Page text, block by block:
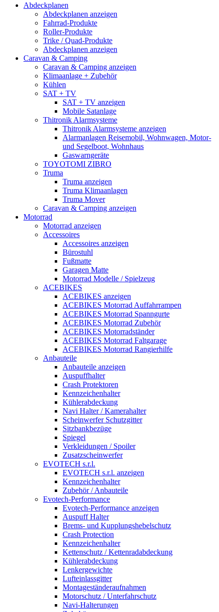
Abdeckplanen
Abdeckplanen anzeigen
Fahrrad-Produkte
Roller-Produkte
Trike / Quad-Produkte
Abdeckplanen anzeigen
Caravan & Camping
Caravan & Camping anzeigen
Klimaanlage + Zubehör
Kühlen
SAT + TV
SAT + TV anzeigen
Mobile Satanlage
Thitronik Alarmsysteme
Thitronik Alarmsysteme anzeigen
Alarmanlagen Reisemobil, Wohnwagen, Motor-
und Segelboot, Wohnhaus
Gaswarngeräte
TOYOTOMI ZIBRO
Truma
Truma anzeigen
Truma Klimaanlagen
Truma Mover
Caravan & Camping anzeigen
Motorrad
Motorrad anzeigen
Accessoires
Accessoires anzeigen
Bürostuhl
Fußmatte
Garagen Matte
Motorrad Modelle / Spielzeug
ACEBIKES
ACEBIKES anzeigen
ACEBIKES Motorrad Auffahrrampen
ACEBIKES Motorrad Spanngurte
ACEBIKES Motorrad Zubehör
ACEBIKES Motorradständer
ACEBIKES Motorrad Faltgarage
ACEBIKES Motorrad Rangierhilfe
Anbauteile
Anbauteile anzeigen
Auspuffhalter
Crash Protektoren
Kennzeichenhalter
Kühlerabdeckung
Navi Halter / Kamerahalter
Scheinwerfer Schutzgitter
Sitzbankbezüge
Spiegel
Verkleidungen / Spoiler
Zusatzscheinwerfer
EVOTECH s.r.l.
EVOTECH s.r.l. anzeigen
Kennzeichenhalter
Zubehör / Anbauteile
Evotech-Performance
Evotech-Performance anzeigen
Auspuff Halter
Brems- und Kupplungshebelschutz
Crash Protection
Kennzeichenhalter
Kettenschutz / Kettenradabdeckung
Kühlerabdeckung
Lenkergewichte
Lufteinlassgitter
Montageständeraufnahmen
Motorschutz / Unterfahrschutz
Navi-Halterungen